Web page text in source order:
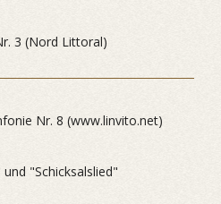
3 (Nord Littoral)
Nr. 8 (www.linvito.net)
"Schicksalslied"